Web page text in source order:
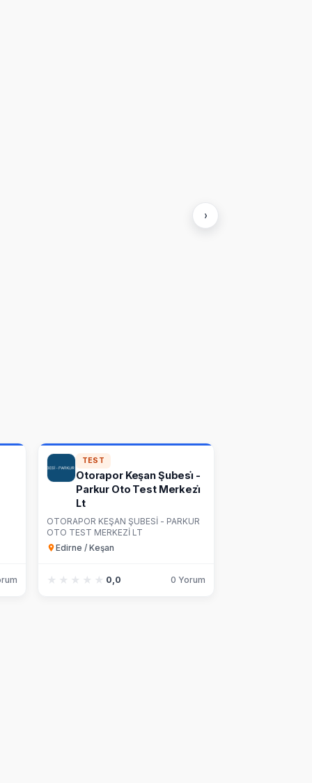
›
TEST
Otorapor Keşan Şubesi̇ -
Parkur Oto Test Merkezi̇
Lt
OTORAPOR KEŞAN ŞUBESİ - PARKUR
OTO TEST MERKEZİ LT
Edirne / Keşan
★★★★★
★★★★★ 0,0 0 Yorum